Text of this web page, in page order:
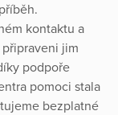
kontaktu a
jim
podpoře
pomoci stala
bezplatné